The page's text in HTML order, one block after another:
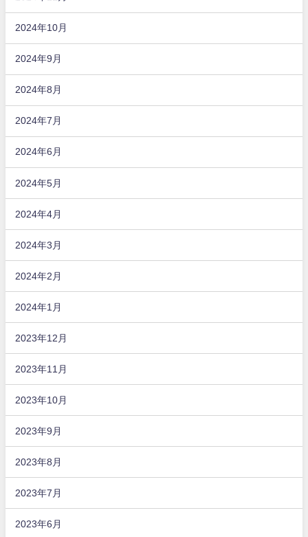
2024年10月
2024年9月
2024年8月
2024年7月
2024年6月
2024年5月
2024年4月
2024年3月
2024年2月
2024年1月
2023年12月
2023年11月
2023年10月
2023年9月
2023年8月
2023年7月
2023年6月